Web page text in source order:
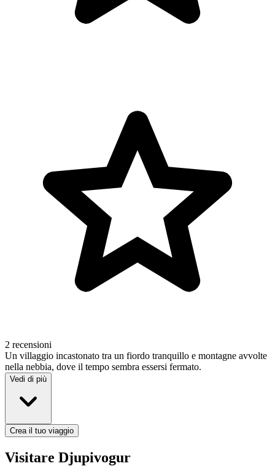
2 recensioni
Un villaggio incastonato tra un fiordo tranquillo e montagne avvolte
nella nebbia, dove il tempo sembra essersi fermato.
Vedi di più
Crea il tuo viaggio
Visitare Djupivogur